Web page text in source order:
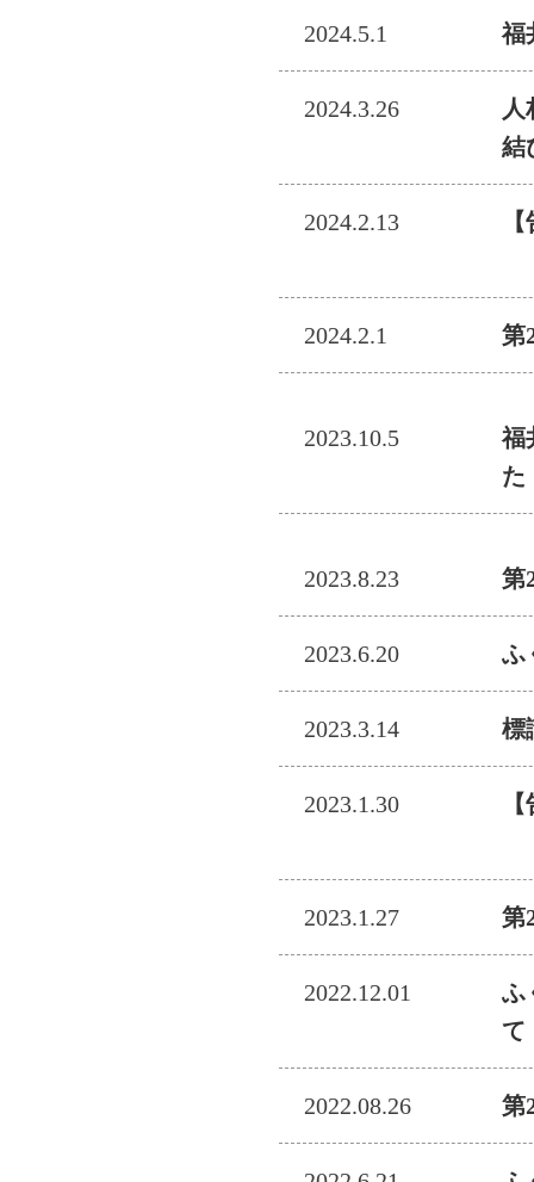
2024.5.1 福
2024.3.26
結
2024.2.13
2024.2.1 第
2023.10.5
福
た
2023.8.23 第
2023.6.20 ふ
2023.3.14 標
2023.1.30
2023.1.27 第
2022.12.01
ふ
て
2022.08.26 第